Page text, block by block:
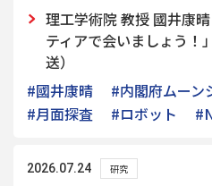
理工学術院 教授 國井康
ティアで会いましょう！
送）
#國井康晴
#内閣府ムーン
#月面探査
#ロボット
2026.07.24 研究